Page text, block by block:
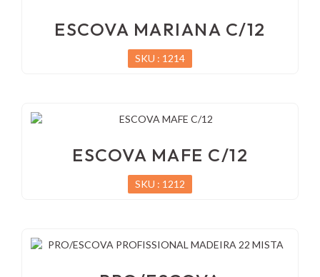
ESCOVA MARIANA C/12
SKU : 1214
ESCOVA MAFE C/12
SKU : 1212